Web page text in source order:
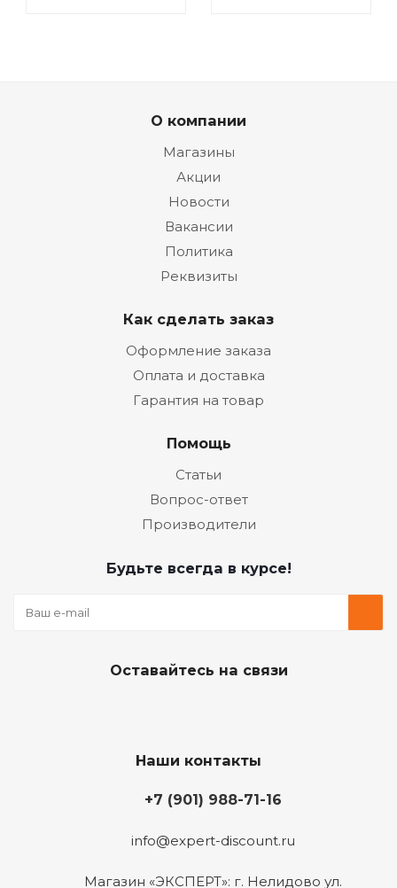
О компании
Магазины
Акции
Новости
Вакансии
Политика
Реквизиты
Как сделать заказ
Оформление заказа
Оплата и доставка
Гарантия на товар
Помощь
Статьи
Вопрос-ответ
Производители
Будьте всегда в курсе!
Оставайтесь на связи
Наши контакты
+7 (901) 988-71-16
info@expert-discount.ru
Магазин «ЭКСПЕРТ»: г. Нелидово ул.